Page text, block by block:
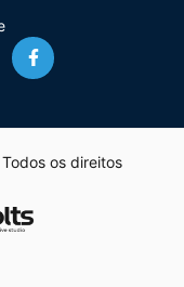
os direitos